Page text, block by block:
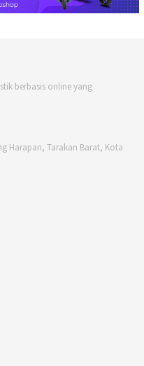
berbasis online yang
Harapan, Tarakan Barat, Kota